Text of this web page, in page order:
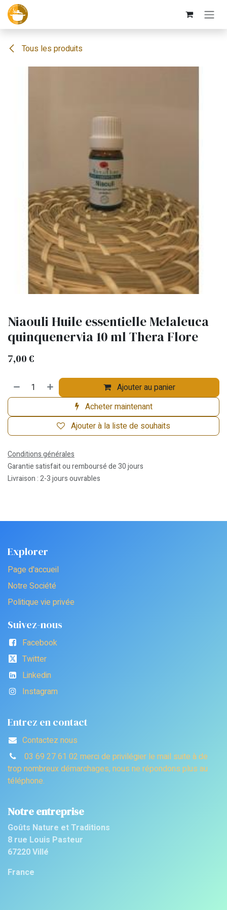
Se rendre au contenu
Tous les produits
Niaouli Huile essentielle Melaleuca
quinquenervia 10 ml Thera Flore
7,00€
Ajouter au panier
Acheter maintenant
Ajouter à la liste de souhaits
Conditions générales
Garantie satisfait ou remboursé de 30 jours
Livraison : 2-3 jours ouvrables
Explorer
Page d'accueil
Notre Société
Politique vie privée
Suivez-nous
Facebook
Twitter
Linkedin
Instagram
Entrez en contact
Contactez nous
03 69 27 61 02 merci de privilégier le mail suite à de
trop nombreux démarchages, nous ne répondons plus au
téléphone.
Notre entreprise
Goûts Nature et Traditions
8 rue Louis Pasteur
67220 Villé
France